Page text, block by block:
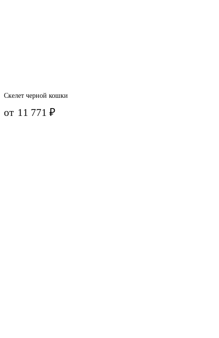
Скелет черной кошки
от 11 771₽